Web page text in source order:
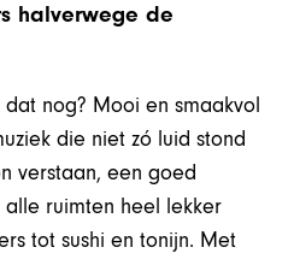
halverwege de
nog? Mooi en smaakvol
die niet zó luid stond
verstaan, een goed
ruimten heel lekker
tot sushi en tonijn. Met